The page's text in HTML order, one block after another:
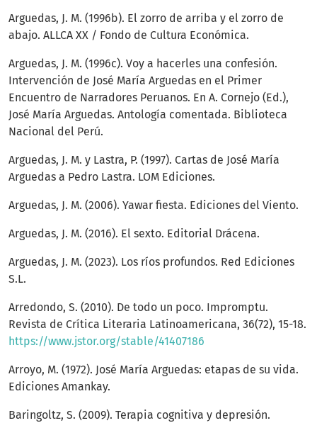
Arguedas, J. M. (1996b). El zorro de arriba y el zorro de
abajo. ALLCA XX / Fondo de Cultura Económica.
Arguedas, J. M. (1996c). Voy a hacerles una confesión.
Intervención de José María Arguedas en el Primer
Encuentro de Narradores Peruanos. En A. Cornejo (Ed.),
José María Arguedas. Antología comentada. Biblioteca
Nacional del Perú.
Arguedas, J. M. y Lastra, P. (1997). Cartas de José María
Arguedas a Pedro Lastra. LOM Ediciones.
Arguedas, J. M. (2006). Yawar fiesta. Ediciones del Viento.
Arguedas, J. M. (2016). El sexto. Editorial Drácena.
Arguedas, J. M. (2023). Los ríos profundos. Red Ediciones
S.L.
Arredondo, S. (2010). De todo un poco. Impromptu.
Revista de Crítica Literaria Latinoamericana, 36(72), 15-18.
https://www.jstor.org/stable/41407186
Arroyo, M. (1972). José María Arguedas: etapas de su vida.
Ediciones Amankay.
Baringoltz, S. (2009). Terapia cognitiva y depresión.